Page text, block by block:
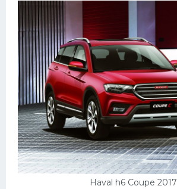
Haval h6 Coupe 2017